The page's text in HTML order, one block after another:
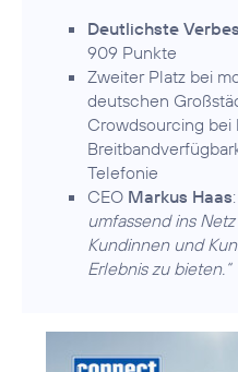
Deutlichste
909 Punkte
Zweiter Platz bei
deutschen
Crowdsourcing bei
Telefonie
CEO Markus Haas:
umfassend ins
Kundinnen und
Erlebnis zu bieten.“